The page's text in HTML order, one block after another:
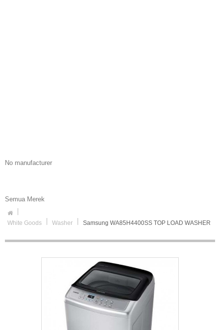
No manufacturer
Semua Merek
White Goods Washer Samsung WA85H4400SS TOP LOAD WASHER